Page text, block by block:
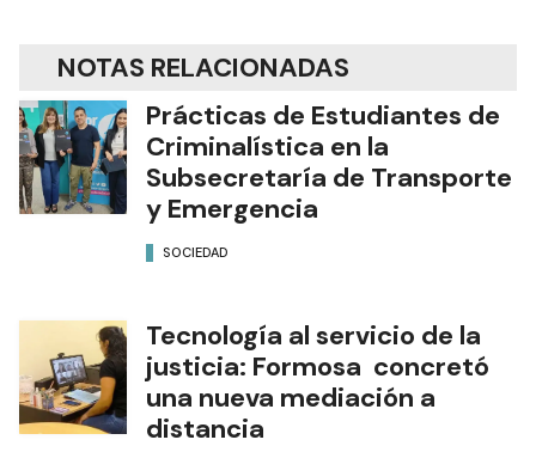
NOTAS RELACIONADAS
Prácticas de Estudiantes de
Criminalística en la
Subsecretaría de Transporte
y Emergencia
SOCIEDAD
Tecnología al servicio de la
justicia: Formosa concretó
una nueva mediación a
distancia